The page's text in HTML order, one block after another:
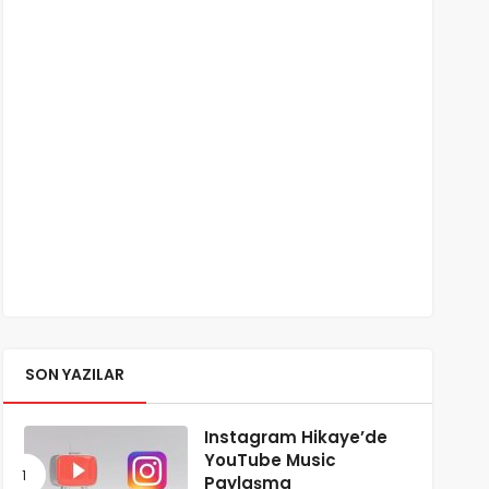
SON YAZILAR
Instagram Hikaye’de
YouTube Music
Paylaşma